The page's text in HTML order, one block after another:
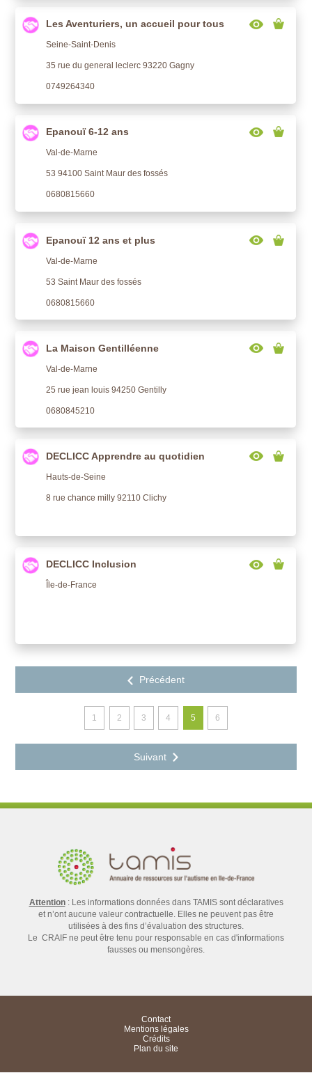
Les Aventuriers, un accueil pour tous
Seine-Saint-Denis
35 rue du general leclerc 93220 Gagny
0749264340
Epanouï 6-12 ans
Val-de-Marne
53 94100 Saint Maur des fossés
0680815660
Epanouï 12 ans et plus
Val-de-Marne
53 Saint Maur des fossés
0680815660
La Maison Gentilléenne
Val-de-Marne
25 rue jean louis 94250 Gentilly
0680845210
DECLICC Apprendre au quotidien
Hauts-de-Seine
8 rue chance milly 92110 Clichy
DECLICC Inclusion
Île-de-France
1 2 3 4 5 6
Attention: Les informations données dans TAMIS sont déclaratives
et n’ont aucune valeur contractuelle. Elles ne peuvent pas être
utilisées à des fins d’évaluation des structures.
Le CRAIF ne peut être tenu pour responsable en cas d'informations
fausses ou mensongères.
Contact
Mentions légales
Crédits
Plan du site